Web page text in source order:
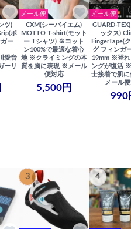
ツ)
ポ
ー
愛音
ーリ
メール便
CXM(シーバイエム)
MOTTO T-shirt(モット
ー Tシャツ) ※コット
ン100%で最適な着心
地 ※クライミングの本
質を胸に表現 ※メール
便対応
5,500円
メール便
GUARD-
ックス)
FingerTape(
グ フィンガ
19mm ※登れ
ングが復活
士接着で肌
メール
990
3 4